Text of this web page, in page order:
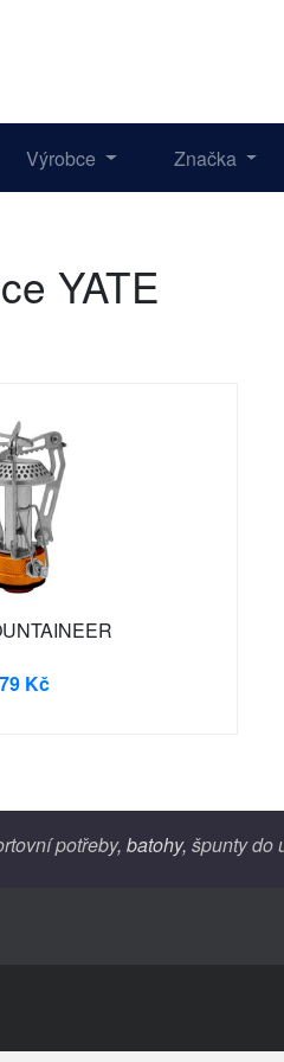
Výrobce Značka
YATE
Kč
potřeby, batohy, špunty do